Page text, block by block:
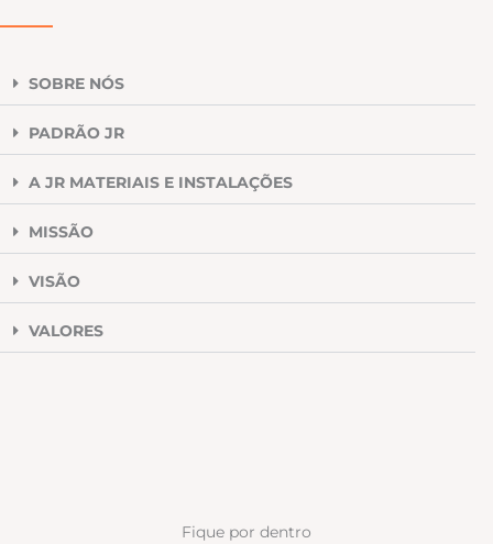
SOBRE NÓS
PADRÃO JR
A JR MATERIAIS E INSTALAÇÕES
MISSÃO
VISÃO
VALORES
Fique por dentro